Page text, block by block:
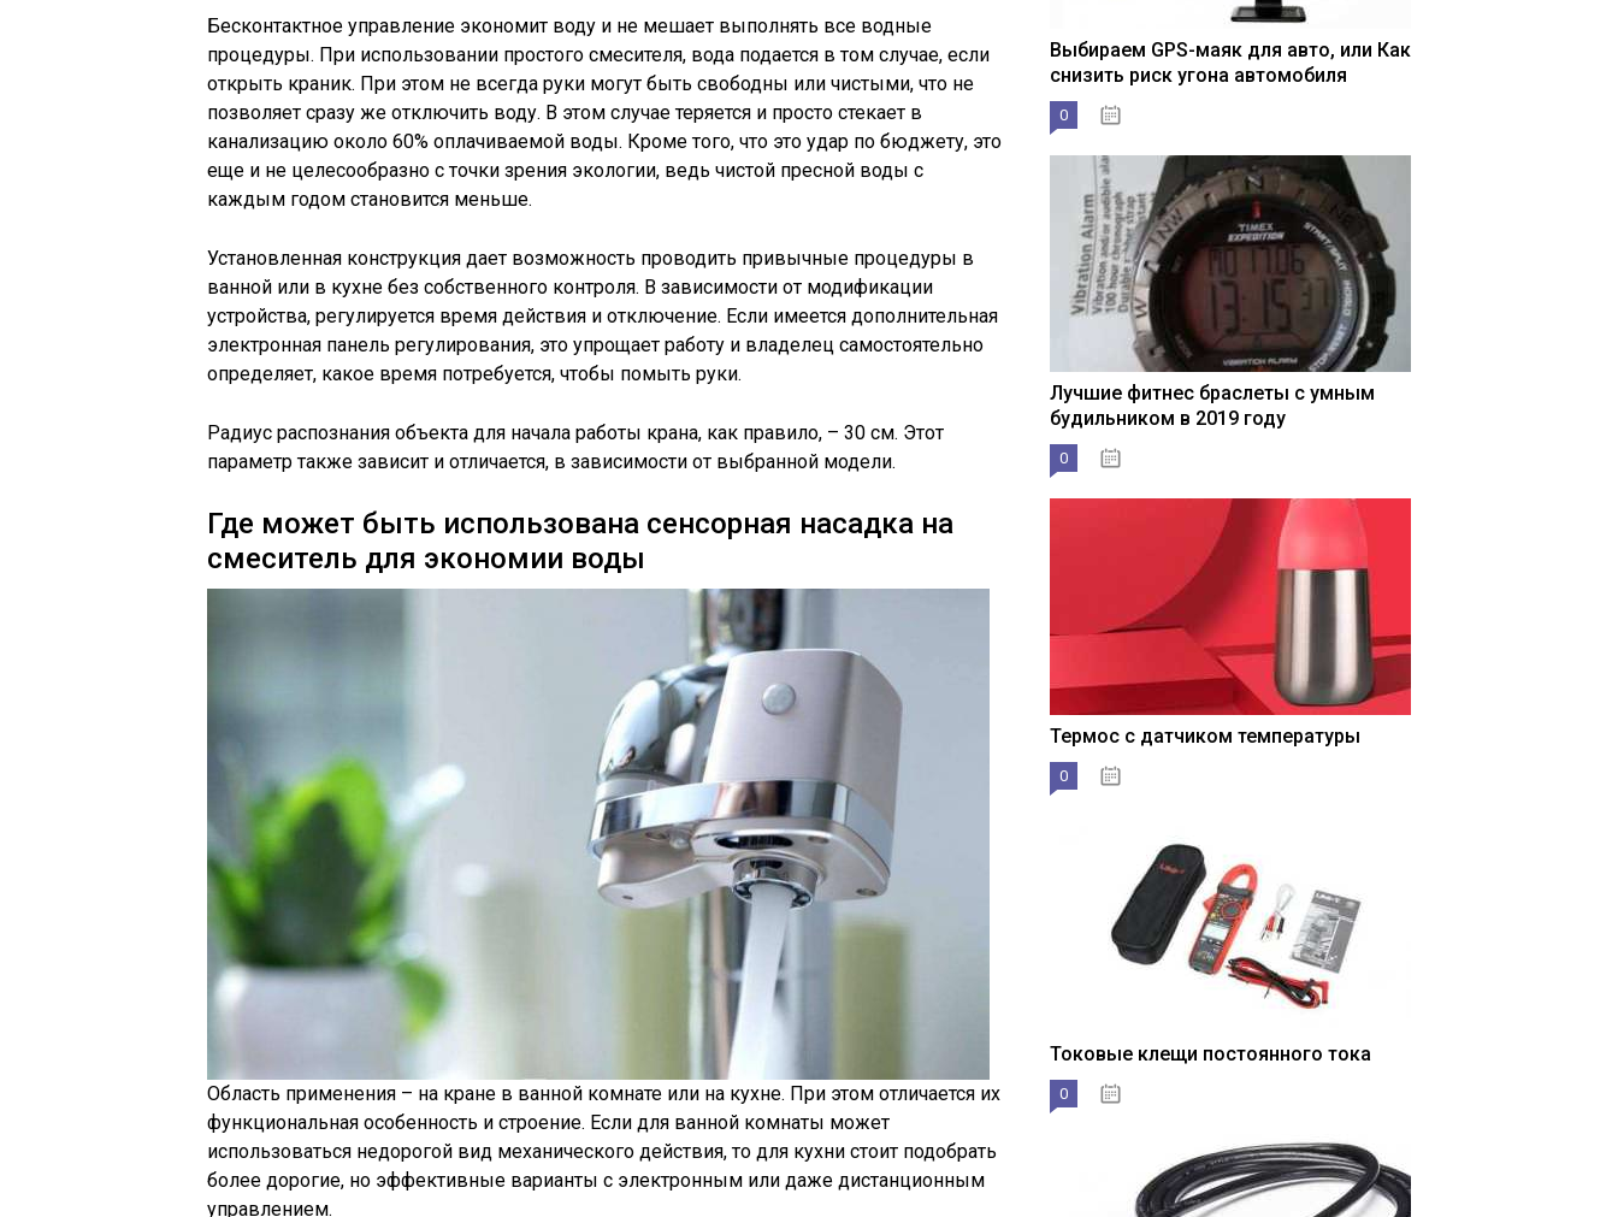
Бесконтактное управление экономит воду и не мешает выполнять все водные
процедуры. При использовании простого смесителя, вода подается в том случае, если
открыть краник. При этом не всегда руки могут быть свободны или чистыми, что не
позволяет сразу же отключить воду. В этом случае теряется и просто стекает в
канализацию около 60% оплачиваемой воды. Кроме того, что это удар по бюджету, это
еще и не целесообразно с точки зрения экологии, ведь чистой пресной воды с
каждым годом становится меньше.
Установленная конструкция дает возможность проводить привычные процедуры в
ванной или в кухне без собственного контроля. В зависимости от модификации
устройства, регулируется время действия и отключение. Если имеется дополнительная
электронная панель регулирования, это упрощает работу и владелец самостоятельно
определяет, какое время потребуется, чтобы помыть руки.
Радиус распознания объекта для начала работы крана, как правило, – 30 см. Этот
параметр также зависит и отличается, в зависимости от выбранной модели.
Где может быть использована сенсорная насадка на
смеситель для экономии воды
Область применения – на кране в ванной комнате или на кухне. При этом отличается их
функциональная особенность и строение. Если для ванной комнаты может
использоваться недорогой вид механического действия, то для кухни стоит подобрать
более дорогие, но эффективные варианты с электронным или даже дистанционным
управлением.
Выбираем GPS-маяк для авто, или Как
снизить риск угона автомобиля
0
Лучшие фитнес браслеты с умным
будильником в 2019 году
0
Термос с датчиком температуры
0
Токовые клещи постоянного тока
0